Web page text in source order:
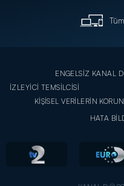
ENGELSİZ KANAL D
İZLEYİCİ TEMSİLCİSİ
KİŞİSEL VERİLERİN
HATA